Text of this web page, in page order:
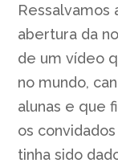
Ressalvamos
abertura da
de um vídeo
no mundo,
alunas e que
os
tinha sido